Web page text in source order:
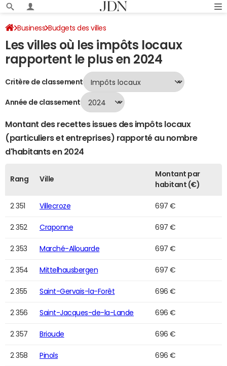
Business Budgets des villes
Classement 2024 des villes par impôts locaux Page 48
Les villes où les impôts locaux
rapportent le plus en 2024
Critère de classement
Année de classement
Montant des recettes issues des impôts locaux
(particuliers et entreprises) rapporté au nombre
d'habitants en 2024
Rang Ville
Montant par
habitant (€)
2 351 Villecroze 697 €
2 352 Craponne 697 €
2 353 Marché-Allouarde 697 €
2 354 Mittelhausbergen 697 €
2 355 Saint-Gervais-la-Forêt 696 €
2 356 Saint-Jacques-de-la-Lande 696 €
2 357 Brioude 696 €
2 358 Pinols 696 €